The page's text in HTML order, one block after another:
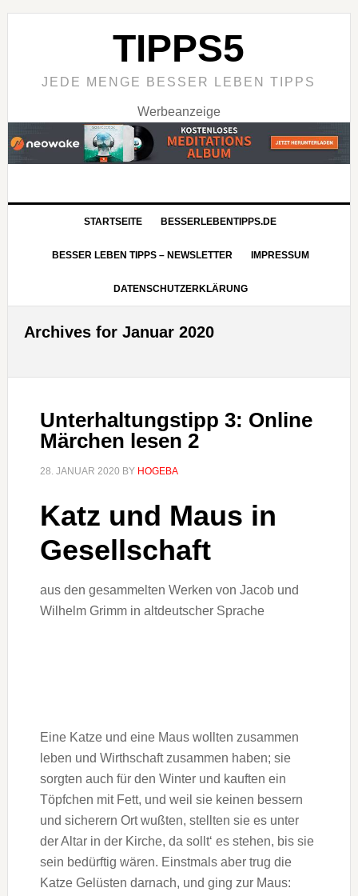
TIPPS5
JEDE MENGE BESSER LEBEN TIPPS
Werbeanzeige
STARTSEITE BESSERLEBENTIPPS.DE
BESSER LEBEN TIPPS – NEWSLETTER IMPRESSUM
DATENSCHUTZERKLÄRUNG
Archives for Januar 2020
Unterhaltungstipp 3: Online
Märchen lesen 2
28. JANUAR 2020 BY HOGEBA
Katz und Maus in
Gesellschaft
aus den gesammelten Werken von Jacob und
Wilhelm Grimm in altdeutscher Sprache
Eine Katze und eine Maus wollten zusammen
leben und Wirthschaft zusammen haben; sie
sorgten auch für den Winter und kauften ein
Töpfchen mit Fett, und weil sie keinen bessern
und sicherern Ort wußten, stellten sie es unter
der Altar in der Kirche, da sollt‘ es stehen, bis sie
sein bedürftig wären. Einstmals aber trug die
Katze Gelüsten darnach, und ging zur Maus: